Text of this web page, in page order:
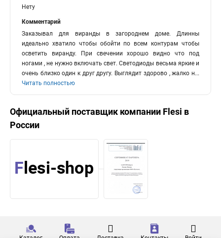
Нету
Комментарий
Заказывал для виранды в загороднем доме. Длинны
идеально хватило чтобы обойти по всем контурам чтобы
осветить виранду. При свечении хорошо видно что под
ногами , не нужно включать свет. Светодиоды весьма яркие и
очень близко один к друг другу. Выглядит здорово , жалко н...
Читать полностью
Официальный поставщик компании Flesi в
России